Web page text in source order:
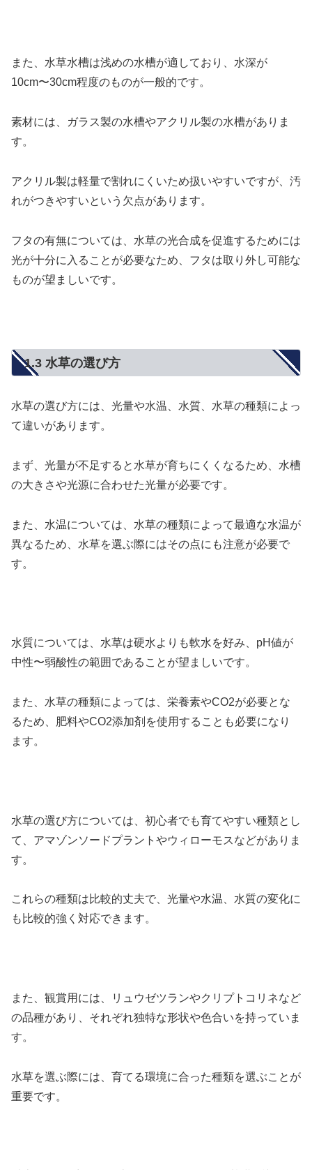
また、水草水槽は浅めの水槽が適しており、水深が
10cm〜30cm程度のものが一般的です。
素材には、ガラス製の水槽やアクリル製の水槽がありま
す。
アクリル製は軽量で割れにくいため扱いやすいですが、汚
れがつきやすいという欠点があります。
フタの有無については、水草の光合成を促進するためには
光が十分に入ることが必要なため、フタは取り外し可能な
ものが望ましいです。
1.3 水草の選び方
水草の選び方には、光量や水温、水質、水草の種類によっ
て違いがあります。
まず、光量が不足すると水草が育ちにくくなるため、水槽
の大きさや光源に合わせた光量が必要です。
また、水温については、水草の種類によって最適な水温が
異なるため、水草を選ぶ際にはその点にも注意が必要で
す。
水質については、水草は硬水よりも軟水を好み、pH値が
中性〜弱酸性の範囲であることが望ましいです。
また、水草の種類によっては、栄養素やCO2が必要とな
るため、肥料やCO2添加剤を使用することも必要になり
ます。
水草の選び方については、初心者でも育てやすい種類とし
て、アマゾンソードプラントやウィローモスなどがありま
す。
これらの種類は比較的丈夫で、光量や水温、水質の変化に
も比較的強く対応できます。
また、観賞用には、リュウゼツランやクリプトコリネなど
の品種があり、それぞれ独特な形状や色合いを持っていま
す。
水草を選ぶ際には、育てる環境に合った種類を選ぶことが
重要です。